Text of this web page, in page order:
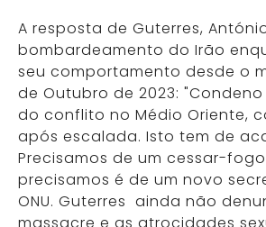
A resposta de Guterres,
bombardeamento do Irão
seu comportamento desde o
de Outubro de 2023:
do conflito no Médio Oriente,
após escalada. Isto tem de
Precisamos de um cessar-
precisamos é de um novo
ONU. Guterres ainda não